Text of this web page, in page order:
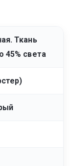
Ткань
45% света